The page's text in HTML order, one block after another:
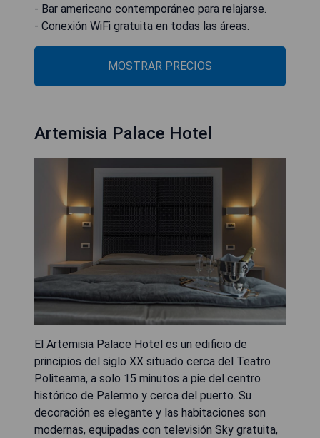
- Bar americano contemporáneo para relajarse.
- Conexión WiFi gratuita en todas las áreas.
MOSTRAR PRECIOS
Artemisia Palace Hotel
El Artemisia Palace Hotel es un edificio de
principios del siglo XX situado cerca del Teatro
Politeama, a solo 15 minutos a pie del centro
histórico de Palermo y cerca del puerto. Su
decoración es elegante y las habitaciones son
modernas, equipadas con televisión Sky gratuita,